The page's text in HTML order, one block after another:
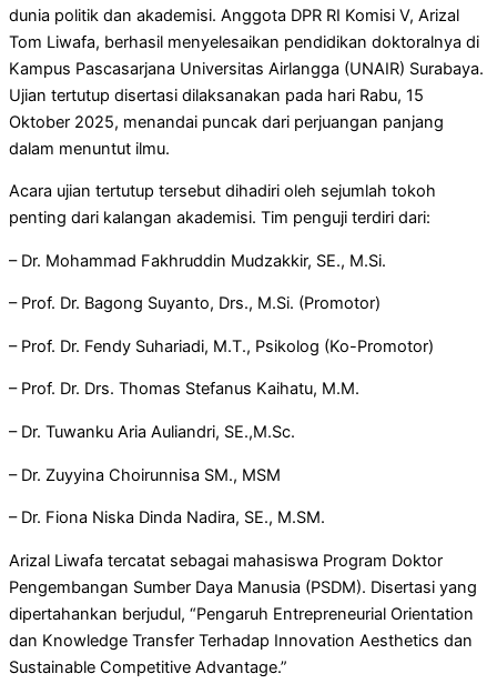
dunia politik dan akademisi. Anggota DPR RI Komisi V, Arizal
Tom Liwafa, berhasil menyelesaikan pendidikan doktoralnya di
Kampus Pascasarjana Universitas Airlangga (UNAIR) Surabaya.
Ujian tertutup disertasi dilaksanakan pada hari Rabu, 15
Oktober 2025, menandai puncak dari perjuangan panjang
dalam menuntut ilmu.
Acara ujian tertutup tersebut dihadiri oleh sejumlah tokoh
penting dari kalangan akademisi. Tim penguji terdiri dari:
– Dr. Mohammad Fakhruddin Mudzakkir, SE., M.Si.
– Prof. Dr. Bagong Suyanto, Drs., M.Si. (Promotor)
– Prof. Dr. Fendy Suhariadi, M.T., Psikolog (Ko-Promotor)
– Prof. Dr. Drs. Thomas Stefanus Kaihatu, M.M.
– Dr. Tuwanku Aria Auliandri, SE.,M.Sc.
– Dr. Zuyyina Choirunnisa SM., MSM
– Dr. Fiona Niska Dinda Nadira, SE., M.SM.
Arizal Liwafa tercatat sebagai mahasiswa Program Doktor
Pengembangan Sumber Daya Manusia (PSDM). Disertasi yang
dipertahankan berjudul, “Pengaruh Entrepreneurial Orientation
dan Knowledge Transfer Terhadap Innovation Aesthetics dan
Sustainable Competitive Advantage.”